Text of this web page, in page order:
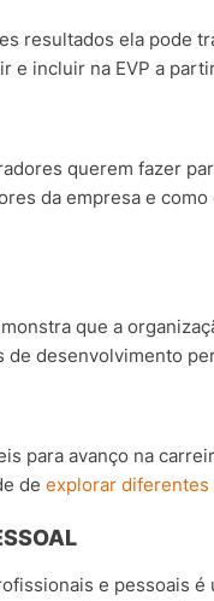
resultados ela pode
incluir na EVP a
querem fazer
da empresa e
que a
desenvolvimento
para avanço na
de explorar diferentes
e pessoais